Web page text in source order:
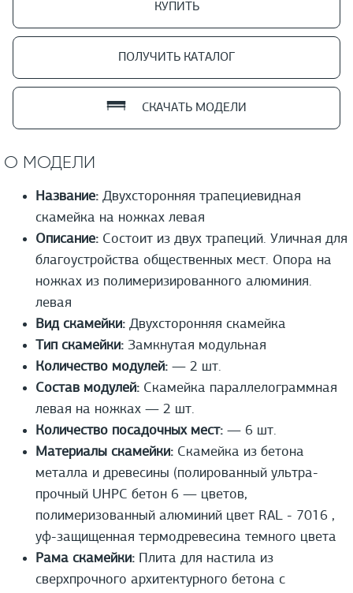
КУПИТЬ
ПОЛУЧИТЬ КАТАЛОГ
СКАЧАТЬ МОДЕЛИ
О МОДЕЛИ
Название: Двухсторонняя трапециевидная
скамейка на ножках левая
Описание: Состоит из двух трапеций. Уличная для
благоустройства общественных мест. Опора на
ножках из полимеризированного алюминия.
левая
Вид скамейки: Двухсторонняя скамейка
Тип скамейки: Замкнутая модульная
Количество модулей: — 2 шт.
Состав модулей: Скамейка параллелограммная
левая на ножках — 2 шт.
Количество посадочных мест: — 6 шт.
Материалы скамейки: Скамейка из бетона
металла и древесины (полированный ультра-
прочный UHPС бетон 6 — цветов,
полимеризованный алюминий цвет RAL - 7016 ,
уф-защищенная термодревесина темного цвета
Рама скамейки: Плита для настила из
сверхпрочного архитектурного бетона с